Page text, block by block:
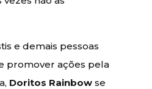
e demais pessoas
promover ações pela
Doritos Rainbow se